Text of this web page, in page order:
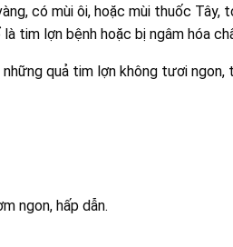
có mùi ôi, hoặc mùi thuốc Tây,
tim lợn bệnh hoặc bị ngâm hóa
quả tim lợn không tươi ngon,
ngon, hấp dẫn.